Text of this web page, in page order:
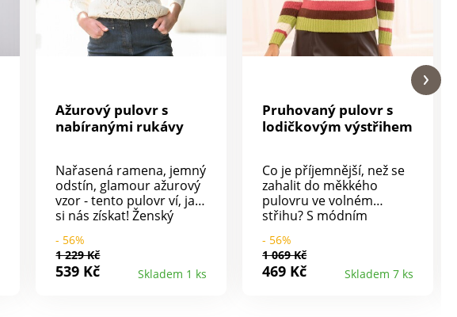
Ažurový pulovr s
nabíranými rukávy
Nařasená ramena, jemný
odstín, glamour ažurový
vzor - tento pulovr ví, jak
si nás získat! Ženský
rukávy s nařasením v
ramenou. Ažurový
grafický design vpředu a
- 56%
1 229 Kč
539 Kč Skladem 1 ks
Pruhovaný pulovr s
lodičkovým výstřihem
Co je příjemnější, než se
zahalit do měkkého
pulovru ve volném
střihu? S módním
střih. Lodičkový výstřih.
Dlouhé rovné rukávy.
Spadlá ramena. Rovný
- 56%
1 069 Kč
469 Kč Skladem 7 ks